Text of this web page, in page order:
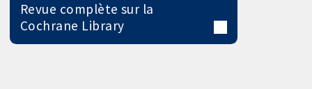
Revue complète sur la
Cochrane Library